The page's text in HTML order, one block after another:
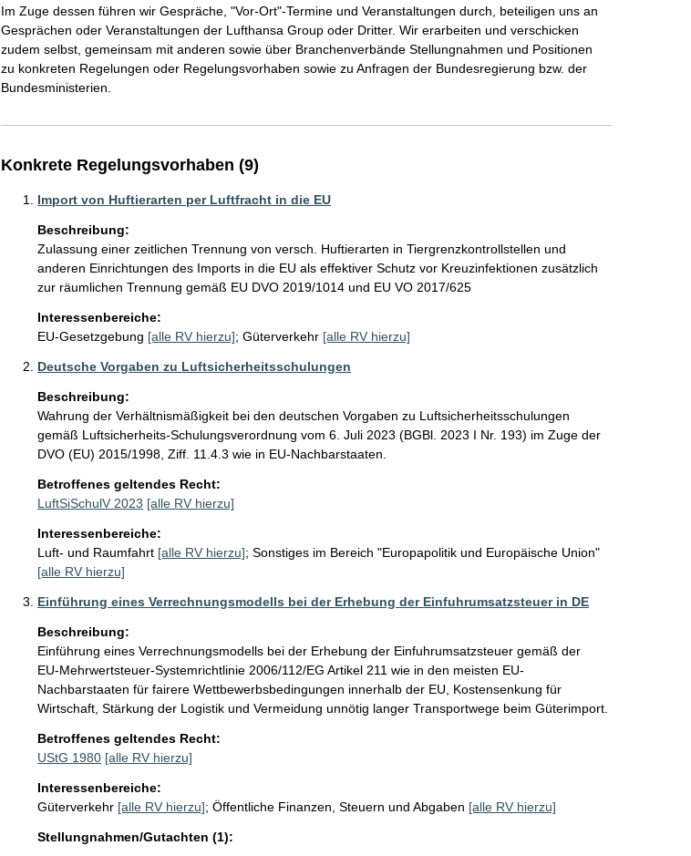
Im Zuge dessen führen wir Gespräche, "Vor-Ort"-Termine und Veranstaltungen durch, beteiligen uns an
Gesprächen oder Veranstaltungen der Lufthansa Group oder Dritter. Wir erarbeiten und verschicken
zudem selbst, gemeinsam mit anderen sowie über Branchenverbände Stellungnahmen und Positionen
zu konkreten Regelungen oder Regelungsvorhaben sowie zu Anfragen der Bundesregierung bzw. der
Bundesministerien.
Konkrete Regelungsvorhaben (9)
Import von Huftierarten per Luftfracht in die EU
Beschreibung:
Zulassung einer zeitlichen Trennung von versch. Huftierarten in Tiergrenzkontrollstellen und
anderen Einrichtungen des Imports in die EU als effektiver Schutz vor Kreuzinfektionen zusätzlich
zur räumlichen Trennung gemäß EU DVO 2019/1014 und EU VO 2017/625
Interessenbereiche:
EU-Gesetzgebung [alle RV hierzu]; Güterverkehr [alle RV hierzu]
Deutsche Vorgaben zu Luftsicherheitsschulungen
Beschreibung:
Wahrung der Verhältnismäßigkeit bei den deutschen Vorgaben zu Luftsicherheitsschulungen
gemäß Luftsicherheits-Schulungsverordnung vom 6. Juli 2023 (BGBl. 2023 I Nr. 193) im Zuge der
DVO (EU) 2015/1998, Ziff. 11.4.3 wie in EU-Nachbarstaaten.
Betroffenes geltendes Recht:
LuftSiSchulV 2023 [alle RV hierzu]
Interessenbereiche:
Luft- und Raumfahrt [alle RV hierzu]; Sonstiges im Bereich "Europapolitik und Europäische Union"
[alle RV hierzu]
Einführung eines Verrechnungsmodells bei der Erhebung der Einfuhrumsatzsteuer in DE
Beschreibung:
Einführung eines Verrechnungsmodells bei der Erhebung der Einfuhrumsatzsteuer gemäß der
EU-Mehrwertsteuer-Systemrichtlinie 2006/112/EG Artikel 211 wie in den meisten EU-
Nachbarstaaten für fairere Wettbewerbsbedingungen innerhalb der EU, Kostensenkung für
Wirtschaft, Stärkung der Logistik und Vermeidung unnötig langer Transportwege beim Güterimport.
Betroffenes geltendes Recht:
UStG 1980 [alle RV hierzu]
Interessenbereiche:
Güterverkehr [alle RV hierzu]; Öffentliche Finanzen, Steuern und Abgaben [alle RV hierzu]
Stellungnahmen/Gutachten (1):